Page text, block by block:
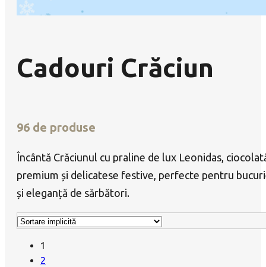
Cadouri Crăciun
96 de produse
Încântă Crăciunul cu praline de lux Leonidas,
premium și delicatese festive, perfecte pentru
și eleganță de sărbători.
1
2